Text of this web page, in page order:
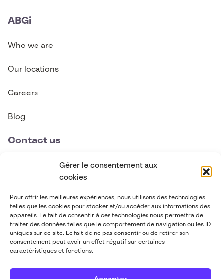
Gérer le consentement aux
cookies
Pour offrir les meilleures expériences, nous utilisons des technologies
telles que les cookies pour stocker et/ou accéder aux informations des
appareils. Le fait de consentir à ces technologies nous permettra de
traiter des données telles que le comportement de navigation ou les ID
uniques sur ce site. Le fait de ne pas consentir ou de retirer son
consentement peut avoir un effet négatif sur certaines
caractéristiques et fonctions.
ABGi
Who we are
Our locations
Careers
Blog
Contact us
contact@abgi-canada.com
Follow us